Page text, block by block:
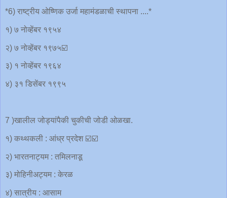
*6) राष्ट्रीय ओष्णिक उर्जा महामंडळाची स्थापना ....*
१) ७ नोव्हेंबर १९५४
२) ७ नोव्हेंबर १९७५☑️
३) १ नोव्हेंबर १९६४
४) ३१ डिसेंबर १९९५
7 )खालील जोड्यांपैकी चुकीची जोडी ओळखा.
१) कथ्थकली : आंध्र प्रदेश ☑️☑️
२) भारतनाट्यम : तमिलनाडू
३) मोहिनीअट्यम : केरळ
४) सात्रीय : आसाम